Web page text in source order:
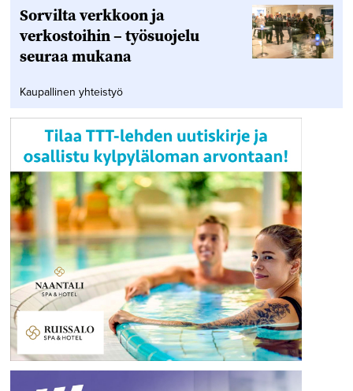
Sorvilta verkkoon ja
verkostoihin – työsuojelu
seuraa mukana
Kaupallinen yhteistyö